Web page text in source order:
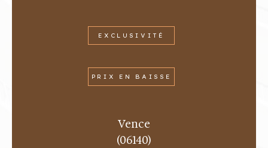
EXCLUSIVITÉ
PRIX EN BAISSE
Vence
(06140)